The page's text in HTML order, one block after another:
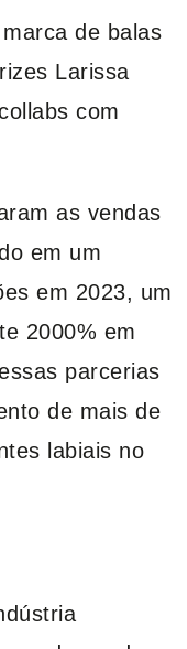
de balas
Larissa
com
as vendas
em um
em 2023, um
2000% em
parcerias
de mais de
labiais no